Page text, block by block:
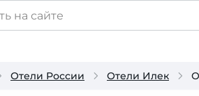
Отели России Отели Илек